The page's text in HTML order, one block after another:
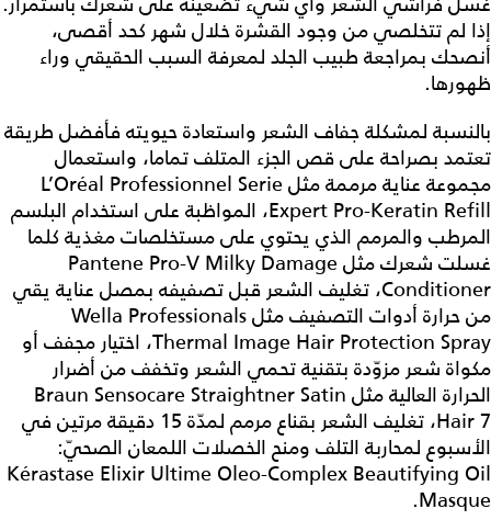
إذا لم تتخلصي من وجود القشرة خلال شهر كحد أقصى،
أنصحك بمراجعة طبيب الجلد لمعرفة السبب الحقيقي وراء
ظهورها.
بالنسبة لمشكلة جفاف الشعر واستعادة حيويته فأفضل طريقة
تعتمد بصراحة على قص الجزء المتلف تماما، واستعمال
مجموعة عناية مرممة مثل L’Oréal Professionnel Serie
Expert Pro-Keratin Refill، المواظبة على استخدام البلسم
المرطب والمرمم الذي يحتوي على مستخلصات مغذية كلما
غسلت شعرك مثل Pantene Pro-V Milky Damage
Conditioner، تغليف الشعر قبل تصفيفه بمصل عناية يقي
من حرارة أدوات التصفيف مثل Wella Professionals
Thermal Image Hair Protection Spray، اختيار مجفف أو
مكواة شعر مزوّدة بتقنية تحمي الشعر وتخفف من أضرار
الحرارة العالية مثل Braun Sensocare Straightner Satin
Hair 7، تغليف الشعر بقناع مرمم لمدّة 15 دقيقة مرتين في
الأسبوع لمحاربة التلف ومنح الخصلات اللمعان الصحيّ:
Kérastase Elixir Ultime Oleo-Complex Beautifying Oil
Masque.